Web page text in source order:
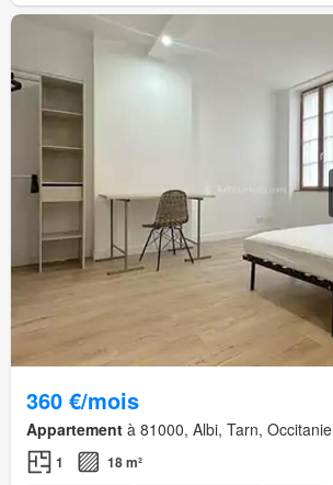
360 €/mois
Appartement à 81000, Albi, Tarn, Occitanie
1 18 m²